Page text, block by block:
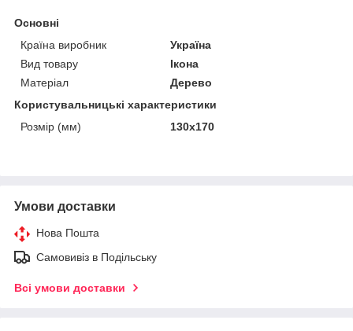
Основні
Країна виробник
Україна
Вид товару
Ікона
Матеріал
Дерево
Користувальницькі характеристики
Розмір (мм)
130х170
Умови доставки
Нова Пошта
Самовивіз в Подільську
Всі умови доставки